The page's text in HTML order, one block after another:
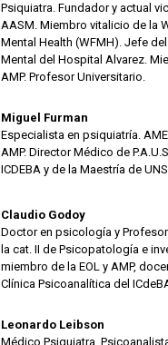
Psiquiatra. Fundador y actual
AASM. Miembro vitalicio de la
Mental Health (WFMH). Jefe
Mental del Hospital Alvarez.
AMP. Profesor Universitario.
Miguel Furman
Especialista en psiquiatría.
AMP. Director Médico de
ICDEBA y de la Maestría de
Claudio Godoy
Doctor en psicología y
la cat. II de Psicopatología e
miembro de la EOL y AMP,
Clínica Psicoanalítica del
Leonardo Leibson
Médico Psiquiatra.